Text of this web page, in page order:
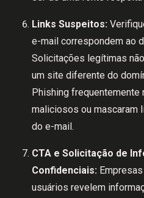
Links Suspeitos:
e-mail correspondem ao
Solicitações legítimas
um site diferente do
Phishing frequentemente
maliciosos ou mascaram
do e-mail.
CTA e Solicitação de
Confidenciais:
usuários revelem